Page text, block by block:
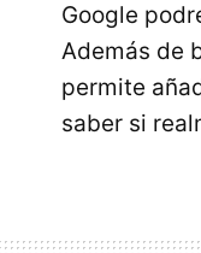
Google
Además de
permite
saber si